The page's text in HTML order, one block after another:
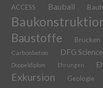
ACCESS Bauball
Baustoffe Brücken
Carbonbeton DFG
Doppeldiplom Ehrungen
Exkursion Geologie